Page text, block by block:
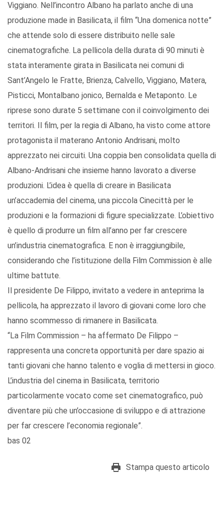
Viggiano. Nell’incontro Albano ha parlato anche di una
produzione made in Basilicata, il film “Una domenica notte”
che attende solo di essere distribuito nelle sale
cinematografiche. La pellicola della durata di 90 minuti è
stata interamente girata in Basilicata nei comuni di
Sant’Angelo le Fratte, Brienza, Calvello, Viggiano, Matera,
Pisticci, Montalbano jonico, Bernalda e Metaponto. Le
riprese sono durate 5 settimane con il coinvolgimento dei
territori. Il film, per la regia di Albano, ha visto come attore
protagonista il materano Antonio Andrisani, molto
apprezzato nei circuiti. Una coppia ben consolidata quella di
Albano-Andrisani che insieme hanno lavorato a diverse
produzioni. L’idea è quella di creare in Basilicata
un’accademia del cinema, una piccola Cinecittà per le
produzioni e la formazioni di figure specializzate. L’obiettivo
è quello di produrre un film all’anno per far crescere
un’industria cinematografica. E non è irraggiungibile,
considerando che l’istituzione della Film Commission è alle
ultime battute.
Il presidente De Filippo, invitato a vedere in anteprima la
pellicola, ha apprezzato il lavoro di giovani come loro che
hanno scommesso di rimanere in Basilicata.
“La Film Commission – ha affermato De Filippo –
rappresenta una concreta opportunità per dare spazio ai
tanti giovani che hanno talento e voglia di mettersi in gioco.
L’industria del cinema in Basilicata, territorio
particolarmente vocato come set cinematografico, può
diventare più che un’occasione di sviluppo e di attrazione
per far crescere l’economia regionale”.
bas 02
Stampa questo articolo